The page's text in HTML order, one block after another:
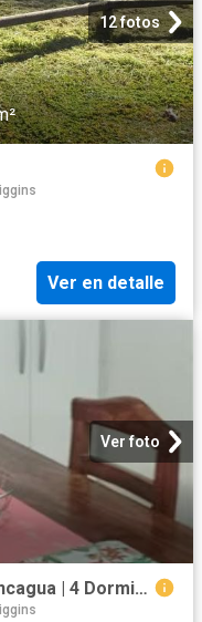
12 fotos
Ver en detalle
Ver foto
Casa en venta de 4 dorm. En Rancagua | 4 Dormitorios por 88000. 00 en Rancagua